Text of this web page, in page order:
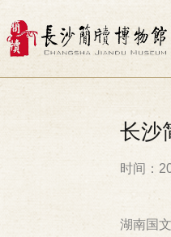
长沙
时间：
湖南国